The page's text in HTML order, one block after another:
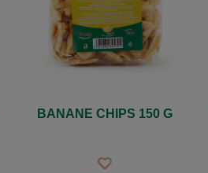
BANANE CHIPS 150 G